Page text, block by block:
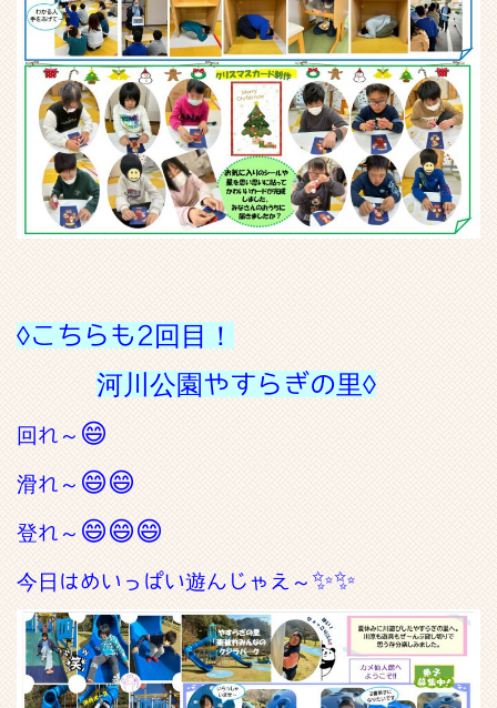
◊こちらも2回目！
河川公園 やすらぎの里◊
回れ～ 😄
滑れ～ 😄😄
登れ～ 😄😄😄
今日はめいっぱい遊んじゃえ～ ✨✨